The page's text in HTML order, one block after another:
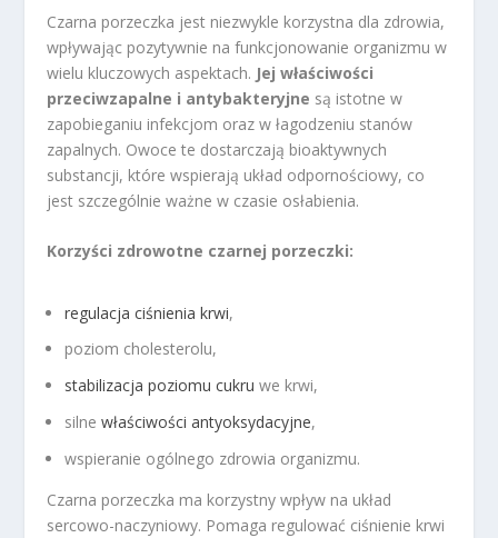
Czarna porzeczka jest niezwykle korzystna dla zdrowia,
wpływając pozytywnie na funkcjonowanie organizmu w
wielu kluczowych aspektach. Jej właściwości
przeciwzapalne i antybakteryjne są istotne w
zapobieganiu infekcjom oraz w łagodzeniu stanów
zapalnych. Owoce te dostarczają bioaktywnych
substancji, które wspierają układ odpornościowy, co
jest szczególnie ważne w czasie osłabienia.
Korzyści zdrowotne czarnej porzeczki:
regulacja ciśnienia krwi,
poziom cholesterolu,
stabilizacja poziomu cukru we krwi,
silnewłaściwości antyoksydacyjne,
wspieranie ogólnego zdrowia organizmu.
Czarna porzeczka ma korzystny wpływ na układ
sercowo-naczyniowy. Pomaga regulować ciśnienie krwi